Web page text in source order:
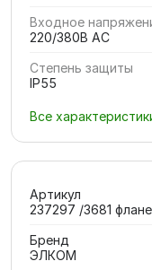
Входное
220/380В AC
Степень защиты
IP55
Все
Артикул
237297 /3681
Бренд
ЭЛКОМ